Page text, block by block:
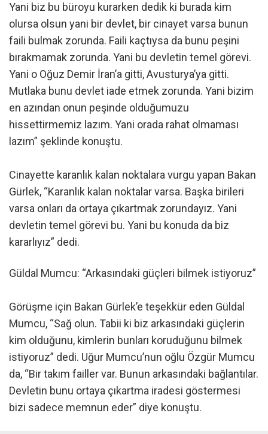
Yani biz bu büroyu kurarken dedik ki burada kim
olursa olsun yani bir devlet, bir cinayet varsa bunun
faili bulmak zorunda. Faili kaçtıysa da bunu peşini
bırakmamak zorunda. Yani bu devletin temel görevi.
Yani o Oğuz Demir İran’a gitti, Avusturya’ya gitti.
Mutlaka bunu devlet iade etmek zorunda. Yani bizim
en azından onun peşinde olduğumuzu
hissettirmemiz lazım. Yani orada rahat olmaması
lazım” şeklinde konuştu.
Cinayette karanlık kalan noktalara vurgu yapan Bakan
Gürlek, “Karanlık kalan noktalar varsa. Başka birileri
varsa onları da ortaya çıkartmak zorundayız. Yani
devletin temel görevi bu. Yani bu konuda da biz
kararlıyız” dedi.
Güldal Mumcu: “Arkasındaki güçleri bilmek istiyoruz”
Görüşme için Bakan Gürlek’e teşekkür eden Güldal
Mumcu, “Sağ olun. Tabii ki biz arkasındaki güçlerin
kim olduğunu, kimlerin bunları koruduğunu bilmek
istiyoruz” dedi. Uğur Mumcu’nun oğlu Özgür Mumcu
da, “Bir takım failler var. Bunun arkasındaki bağlantılar.
Devletin bunu ortaya çıkartma iradesi göstermesi
bizi sadece memnun eder” diye konuştu.